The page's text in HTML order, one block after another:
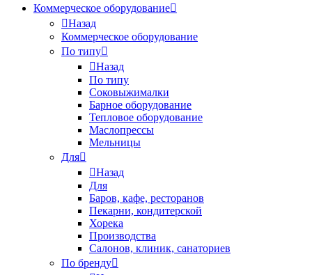
Коммерческое оборудование
Назад
Коммерческое оборудование
По типу
Назад
По типу
Соковыжималки
Барное оборудование
Тепловое оборудование
Маслопрессы
Мельницы
Для
Назад
Для
Баров, кафе, ресторанов
Пекарни, кондитерской
Хорека
Производства
Салонов, клиник, санаториев
По бренду